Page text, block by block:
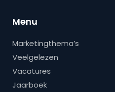
Menu
Marketingthema’s
Veelgelezen
Vacatures
Jaarboek